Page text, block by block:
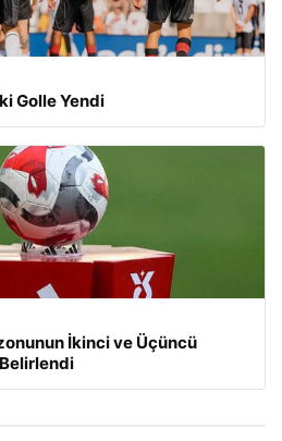
Golle Yendi
İkinci ve Üçüncü
Belirlendi